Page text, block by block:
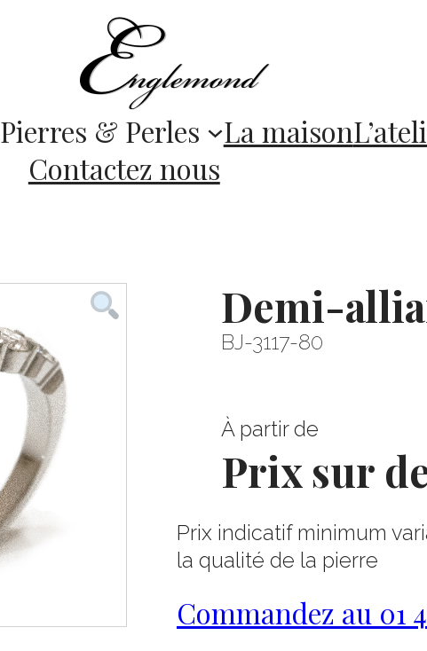
Pierres & Perles La maison
Contactez nous
Demi-
BJ-3117-80
À partir de
Prix sur
Prix indicatif minimum
la qualité de la pierre
Commandez au 01